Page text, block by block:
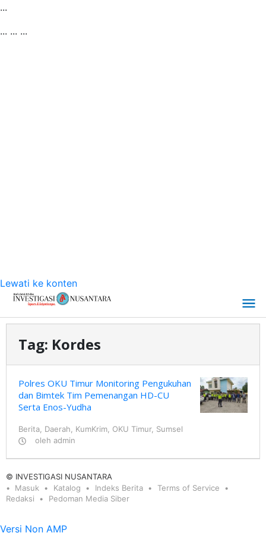
...
... ... ...
Lewati ke konten
Tag: Kordes
Polres OKU Timur Monitoring Pengukuhan
dan Bimtek Tim Pemenangan HD-CU
Serta Enos-Yudha
Berita Daerah KumKrim OKU Timur, Sumsel
oleh admin
© INVESTIGASI NUSANTARA
Masuk
Katalog Indeks Berita
Terms of Service
Redaksi
Pedoman Media Siber
Versi Non AMP